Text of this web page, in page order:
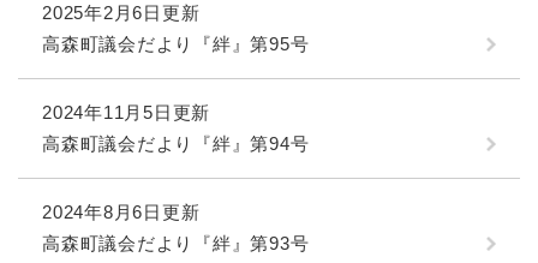
2025年2月6日更新
高森町議会だより『絆』第95号
2024年11月5日更新
高森町議会だより『絆』第94号
2024年8月6日更新
高森町議会だより『絆』第93号